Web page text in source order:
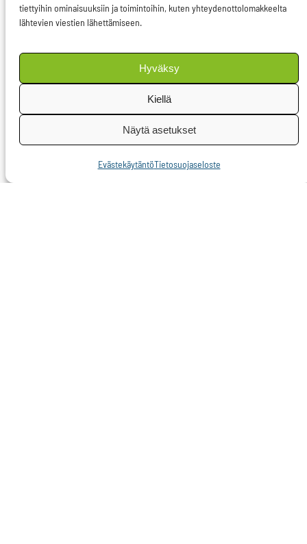
tiettyihin ominaisuuksiin ja toimintoihin, kuten yhteydenottolomakkeelta
lähtevien viestien lähettämiseen.
Hyväksy
Kiellä
Näytä asetukset
EvästekäytäntöTietosuojaseloste
hoiva-alan tukemiseksi
ja palvelujen
parantamiseksi.
Erityisen hyvä asia on,
että komissio on tehnyt
esityksen
pitkäaikaishoivan EU:n
laajuisista